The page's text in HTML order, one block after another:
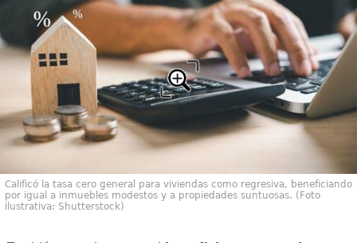
Calificó la tasa cero general para viviendas como regresiva, beneficiando
por igual a inmuebles modestos y a propiedades suntuosas. (Foto
ilustrativa: Shutterstock)